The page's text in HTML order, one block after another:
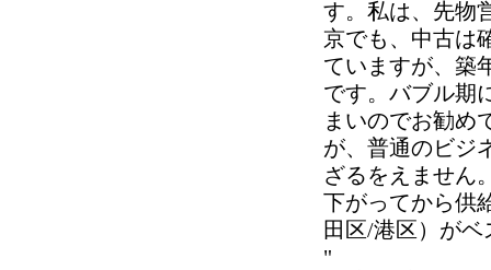
す。私は、先物
京でも、中古は
ていますが、築
です。バブル期
まいのでお勧め
が、普通のビジ
ざるをえません
下がってから供
田区/港区）が
"